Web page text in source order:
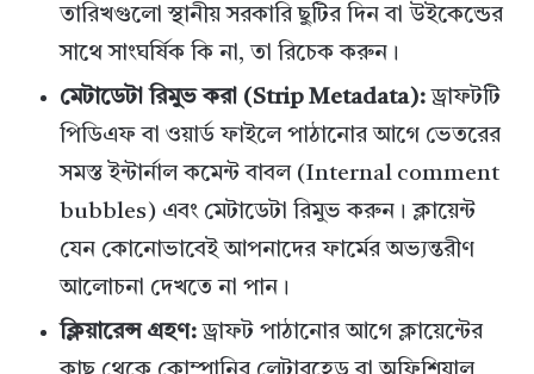
তারিখগুলো স্থানীয় সরকারি ছুটির দিন বা উইকেন্ডের
সাথে সাংঘর্ষিক কি না, তা রিচেক করুন।
মেটাডেটা রিমুভ করা (Strip Metadata): ড্রাফটটি
পিডিএফ বা ওয়ার্ড ফাইলে পাঠানোর আগে ভেতরের
সমস্ত ইন্টার্নাল কমেন্ট বাবল (Internal comment
bubbles) এবং মেটাডেটা রিমুভ করুন। ক্লায়েন্ট
যেন কোনোভাবেই আপনাদের ফার্মের অভ্যন্তরীণ
আলোচনা দেখতে না পান।
ক্লিয়ারেন্স গ্রহণ: ড্রাফট পাঠানোর আগে ক্লায়েন্টের